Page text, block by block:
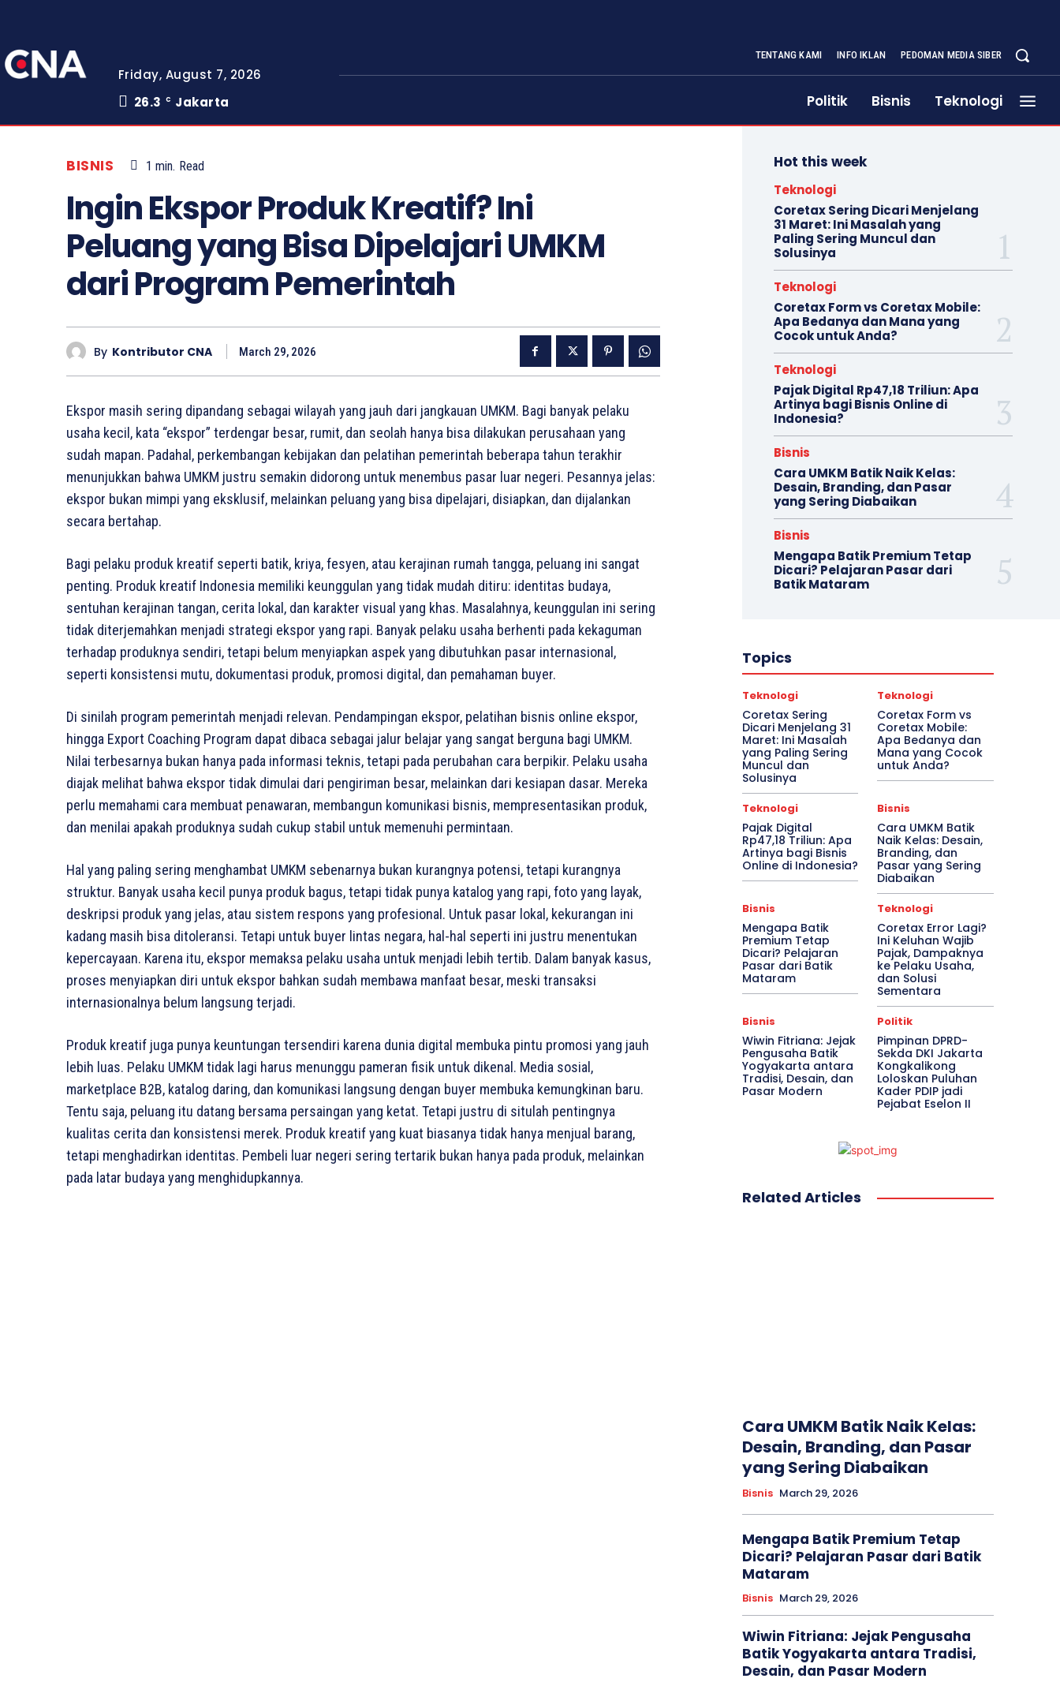
Friday, August 7, 2026
26.3
C Jakarta
TENTANG KAMI INFO IKLAN PEDOMAN MEDIA SIBER
Politik Bisnis Teknologi
BISNIS 1 min. Read
Ingin Ekspor Produk Kreatif? Ini
Peluang yang Bisa Dipelajari UMKM
dari Program Pemerintah
By Kontributor CNA March 29, 2026
Ekspor masih sering dipandang sebagai wilayah yang jauh dari jangkauan UMKM. Bagi banyak pelaku
usaha kecil, kata “ekspor” terdengar besar, rumit, dan seolah hanya bisa dilakukan perusahaan yang
sudah mapan. Padahal, perkembangan kebijakan dan pelatihan pemerintah beberapa tahun terakhir
menunjukkan bahwa UMKM justru semakin didorong untuk menembus pasar luar negeri. Pesannya jelas:
ekspor bukan mimpi yang eksklusif, melainkan peluang yang bisa dipelajari, disiapkan, dan dijalankan
secara bertahap.
Bagi pelaku produk kreatif seperti batik, kriya, fesyen, atau kerajinan rumah tangga, peluang ini sangat
penting. Produk kreatif Indonesia memiliki keunggulan yang tidak mudah ditiru: identitas budaya,
sentuhan kerajinan tangan, cerita lokal, dan karakter visual yang khas. Masalahnya, keunggulan ini sering
tidak diterjemahkan menjadi strategi ekspor yang rapi. Banyak pelaku usaha berhenti pada kekaguman
terhadap produknya sendiri, tetapi belum menyiapkan aspek yang dibutuhkan pasar internasional,
seperti konsistensi mutu, dokumentasi produk, promosi digital, dan pemahaman buyer.
Di sinilah program pemerintah menjadi relevan. Pendampingan ekspor, pelatihan bisnis online ekspor,
hingga Export Coaching Program dapat dibaca sebagai jalur belajar yang sangat berguna bagi UMKM.
Nilai terbesarnya bukan hanya pada informasi teknis, tetapi pada perubahan cara berpikir. Pelaku usaha
diajak melihat bahwa ekspor tidak dimulai dari pengiriman besar, melainkan dari kesiapan dasar. Mereka
perlu memahami cara membuat penawaran, membangun komunikasi bisnis, mempresentasikan produk,
dan menilai apakah produknya sudah cukup stabil untuk memenuhi permintaan.
Hal yang paling sering menghambat UMKM sebenarnya bukan kurangnya potensi, tetapi kurangnya
struktur. Banyak usaha kecil punya produk bagus, tetapi tidak punya katalog yang rapi, foto yang layak,
deskripsi produk yang jelas, atau sistem respons yang profesional. Untuk pasar lokal, kekurangan ini
kadang masih bisa ditoleransi. Tetapi untuk buyer lintas negara, hal-hal seperti ini justru menentukan
kepercayaan. Karena itu, ekspor memaksa pelaku usaha untuk menjadi lebih tertib. Dalam banyak kasus,
proses menyiapkan diri untuk ekspor bahkan sudah membawa manfaat besar, meski transaksi
internasionalnya belum langsung terjadi.
Produk kreatif juga punya keuntungan tersendiri karena dunia digital membuka pintu promosi yang jauh
lebih luas. Pelaku UMKM tidak lagi harus menunggu pameran fisik untuk dikenal. Media sosial,
marketplace B2B, katalog daring, dan komunikasi langsung dengan buyer membuka kemungkinan baru.
Tentu saja, peluang itu datang bersama persaingan yang ketat. Tetapi justru di situlah pentingnya
kualitas cerita dan konsistensi merek. Produk kreatif yang kuat biasanya tidak hanya menjual barang,
tetapi menghadirkan identitas. Pembeli luar negeri sering tertarik bukan hanya pada produk, melainkan
pada latar budaya yang menghidupkannya.
Hot this week
Teknologi
Coretax Sering Dicari Menjelang
31 Maret: Ini Masalah yang
Paling Sering Muncul dan
Solusinya
Teknologi
Coretax Form vs Coretax Mobile:
Apa Bedanya dan Mana yang
Cocok untuk Anda?
Teknologi
Pajak Digital Rp47,18 Triliun: Apa
Artinya bagi Bisnis Online di
Indonesia?
Bisnis
Cara UMKM Batik Naik Kelas:
Desain, Branding, dan Pasar
yang Sering Diabaikan
Bisnis
Mengapa Batik Premium Tetap
Dicari? Pelajaran Pasar dari
Batik Mataram
Topics
Teknologi
Coretax Sering
Dicari Menjelang 31
Maret: Ini Masalah
yang Paling Sering
Muncul dan
Solusinya
Teknologi
Coretax Form vs
Coretax Mobile:
Apa Bedanya dan
Mana yang Cocok
untuk Anda?
Teknologi
Pajak Digital
Rp47,18 Triliun: Apa
Artinya bagi Bisnis
Online di Indonesia?
Bisnis
Cara UMKM Batik
Naik Kelas: Desain,
Branding, dan
Pasar yang Sering
Diabaikan
Bisnis
Mengapa Batik
Premium Tetap
Dicari? Pelajaran
Pasar dari Batik
Mataram
Teknologi
Coretax Error Lagi?
Ini Keluhan Wajib
Pajak, Dampaknya
ke Pelaku Usaha,
dan Solusi
Sementara
Bisnis
Wiwin Fitriana: Jejak
Pengusaha Batik
Yogyakarta antara
Tradisi, Desain, dan
Pasar Modern
Politik
Pimpinan DPRD-
Sekda DKI Jakarta
Kongkalikong
Loloskan Puluhan
Kader PDIP jadi
Pejabat Eselon II
Related Articles
Cara UMKM Batik Naik Kelas:
Desain, Branding, dan Pasar
yang Sering Diabaikan
Bisnis March 29, 2026
Mengapa Batik Premium Tetap
Dicari? Pelajaran Pasar dari Batik
Mataram
Bisnis March 29, 2026
Wiwin Fitriana: Jejak Pengusaha
Batik Yogyakarta antara Tradisi,
Desain, dan Pasar Modern